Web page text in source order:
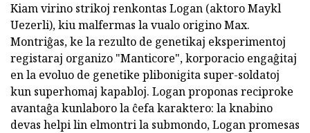
Kiam virino strikoj renkontas Logan (aktoro Maykl
Uezerli), kiu malfermas la vualo origino Max.
Montriĝas, ke la rezulto de genetikaj eksperimentoj
registaraj organizo "Manticore", korporacio engaĝitaj
en la evoluo de genetike plibonigita super-soldatoj
kun superhomaj kapabloj. Logan proponas reciproke
avantaĝa kunlaboro la ĉefa karaktero: la knabino
devas helpi lin elmontri la submondo, Logan promesas